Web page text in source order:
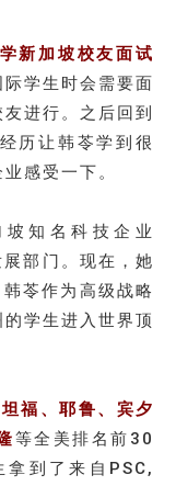
新加坡校友面试
学生时会需要面
进行。之后回到
历让韩苓学到很
感受一下。
知名科技企业
部门。现在，她
苓作为高级战略
学生进入世界顶
福 、耶鲁、宾夕
等全美排名前30
到了来自PSC,